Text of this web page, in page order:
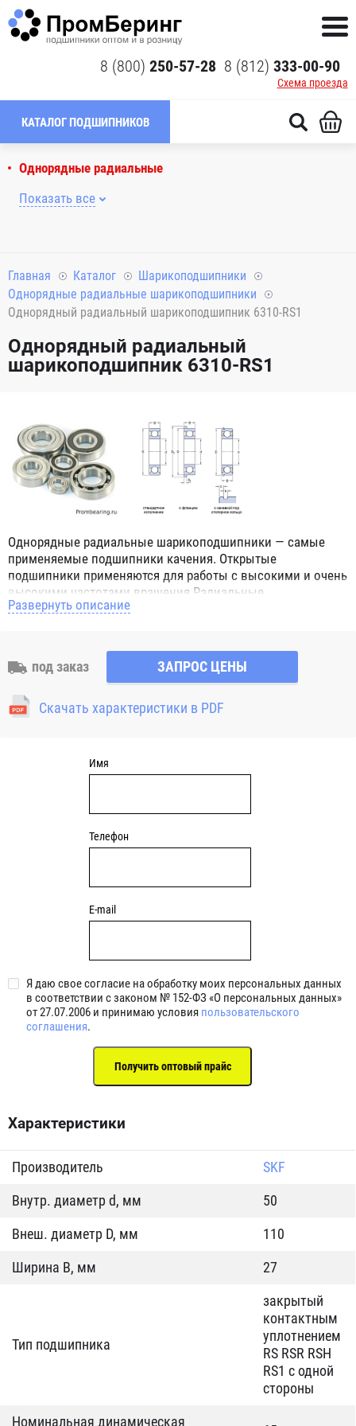
8 (800) 250-57-28 8 (812) 333-00-90
Схема проезда
КАТАЛОГ ПОДШИПНИКОВ
Однорядные радиальные
Показать все
Главная Каталог
Шарикоподшипники
Однорядные радиальные шарикоподшипники
Однорядный радиальный шарикоподшипник 6310-RS1
Однорядный радиальный
шарикоподшипник 6310-RS1
Однорядные радиальные шарикоподшипники — самые
применяемые подшипники качения. Открытые
подшипники применяются для работы с высокими и очень
высокими частотами вращения.Радиальные
шарикоподшипники обозначением 2Z ZZ с обеих сторон
обозначением 2RS 2RS1 2RSH 2RSR имеют с обеих сторон
контактные уплотнения из бутадиен-нитрильного каучука
(NBR) и пригодны для средних частот вращения. Также
поставляются подшипники с бесконтактными
Развернуть описание
под заказ ЗАПРОС ЦЕНЫ
Скачать характеристики в PDF
Имя
Телефон
E-mail
Я даю свое согласие на обработку моих персональных данных
в соответствии с законом № 152-ФЗ «О персональных данных»
от 27.07.2006 и принимаю условия пользовательского
соглашения.
Характеристики
Производитель
SKF
Внутр. диаметр d, мм
50
Внеш. диаметр D, мм
110
Ширина B, мм
27
Тип подшипника
закрытый
контактным
уплотнением
RS RSR RSH
RS1 с одной
стороны
Номинальная динамическая